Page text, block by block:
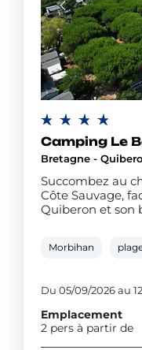
Camping Le
Bretagne -
Succombez au
Côte Sauvage,
Quiberon et son
Morbihan
Du 05/09/2026 au
Emplacement
2 pers à partir de